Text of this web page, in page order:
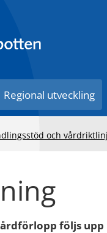
Regional utveckling
och
följs